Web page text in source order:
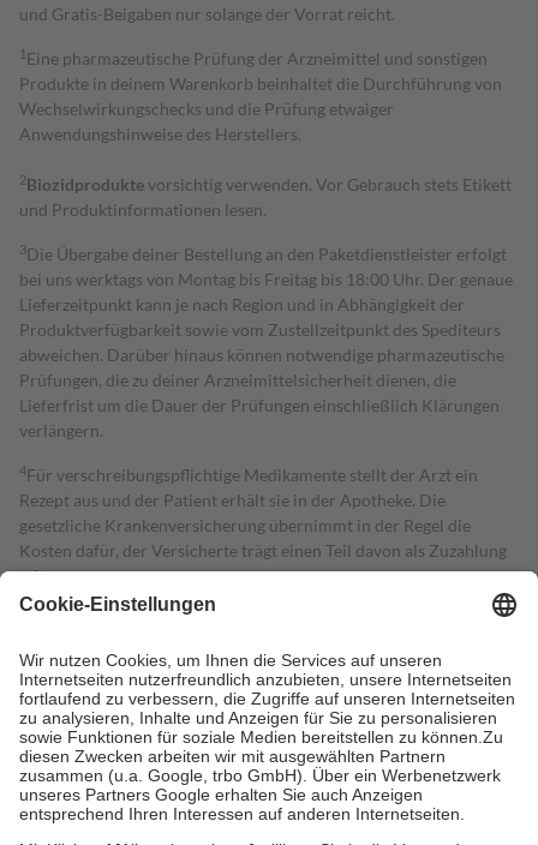
und Gratis-Beigaben nur solange der Vorrat reicht.
1 Eine pharmazeutische Prüfung der Arzneimittel und sonstigen
Produkte in deinem Warenkorb beinhaltet die Durchführung von
Wechselwirkungschecks und die Prüfung etwaiger
Anwendungshinweise des Herstellers.
2Biozidproduktevorsichtig verwenden. Vor Gebrauch stets Etikett
und Produktinformationen lesen.
3Die Übergabe deiner Bestellung an den Paketdienstleister erfolgt
bei uns werktags von Montag bis Freitag bis 18:00 Uhr. Der genaue
Lieferzeitpunkt kann je nach Region und in Abhängigkeit der
Produktverfügbarkeit sowie vom Zustellzeitpunkt des Spediteurs
abweichen. Darüber hinaus können notwendige pharmazeutische
Prüfungen, die zu deiner Arzneimittelsicherheit dienen, die
Lieferfrist um die Dauer der Prüfungen einschließlich Klärungen
verlängern.
4Für verschreibungspflichtige Medikamente stellt der Arzt ein
Rezept aus und der Patient erhält sie in der Apotheke. Die
gesetzliche Krankenversicherung übernimmt in der Regel die
Kosten dafür, der Versicherte trägt einen Teil davon als Zuzahlung
mit.
Grundsätzlich leisten Mitglieder Zuzahlungen in Höhe von zehn
höchstens zehn Euro.
Es sind jedoch nie mehr als die tatsächlichen
Kosten der Leistung zu entrichten.
Diese Regeln gelten grundsätzlich auch für Online-Apotheken.
Bei Heilmitteln und häuslicher Krankenpflege beträgt die
Zuzahlung zehn Prozent der Kosten sowie zehn Euro je
Verordnung.
Um das Engagement der Versicherten für ihre eigene Gesundheit zu
stärken und die besondere Stellung der Familie zu unterstützen,